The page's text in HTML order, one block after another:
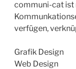
communi-cat ist
verfügen,
Grafik Design
Web Design